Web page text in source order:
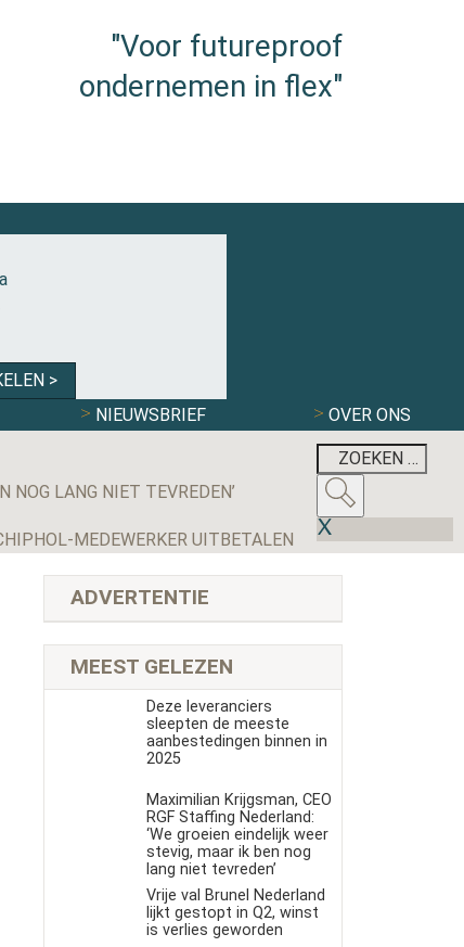
"Voor futureproof
ondernemen in flex"
>
NIEUWSBRIEF OVER ONS
NOG LANG NIET TEVREDEN’
MEDEWERKER UITBETALEN
ADVERTENTIE
MEEST GELEZEN
Deze leveranciers
sleepten de meeste
aanbestedingen binnen in
2025
Maximilian Krijgsman, CEO
RGF Staffing Nederland:
‘We groeien eindelijk weer
stevig, maar ik ben nog
lang niet tevreden’
Vrije val Brunel Nederland
lijkt gestopt in Q2, winst
is verlies geworden